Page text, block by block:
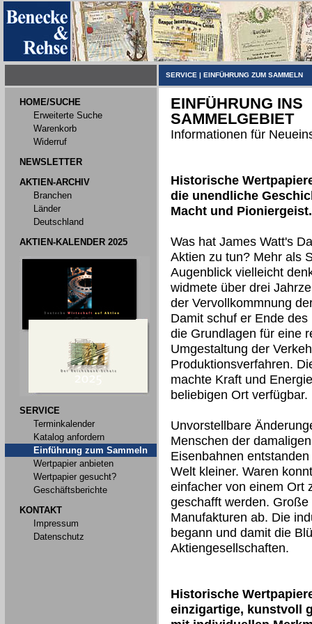
SERVICE | EINFÜHRUNG ZUM SAMMELN
HOME/SUCHE
Erweiterte Suche
Warenkorb
Widerruf
NEWSLETTER
AKTIEN-ARCHIV
Branchen
Länder
Deutschland
AKTIEN-KALENDER 2025
SERVICE
Terminkalender
Katalog anfordern
Einführung zum Sammeln
Wertpapier anbieten
Wertpapier gesucht?
Geschäftsberichte
KONTAKT
Impressum
Datenschutz
EINFÜHRUNG INS
SAMMELGEBIET
Informationen für
Historische
die unendliche
Macht und Pioniergeist.
Was hat James Watt's
Aktien zu tun? Mehr als
Augenblick vielleicht
widmete über drei
der Vervollkommnung
Damit schuf er Ende
die Grundlagen für eine
Umgestaltung der
Produktionsverfahren.
machte Kraft und
beliebigen Ort verfügbar.
Unvorstellbare
Menschen der
Eisenbahnen
Welt kleiner. Waren
einfacher von einem Ort
geschafft werden.
Manufakturen ab. Die
begann und damit die
Aktiengesellschaften.
Historische
einzigartige, kunstvoll